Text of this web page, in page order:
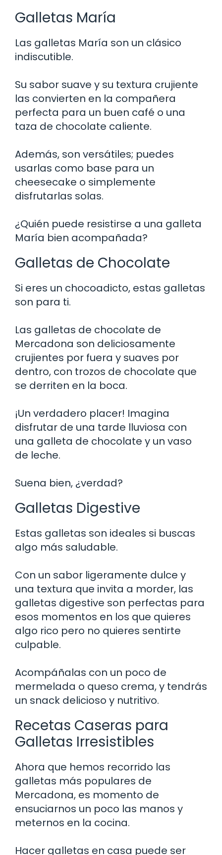
Galletas María
Las galletas María son un clásico
indiscutible.
Su sabor suave y su textura crujiente
las convierten en la compañera
perfecta para un buen café o una
taza de chocolate caliente.
Además, son versátiles; puedes
usarlas como base para un
cheesecake o simplemente
disfrutarlas solas.
¿Quién puede resistirse a una galleta
María bien acompañada?
Galletas de Chocolate
Si eres un chocoadicto, estas galletas
son para ti.
Las galletas de chocolate de
Mercadona son deliciosamente
crujientes por fuera y suaves por
dentro, con trozos de chocolate que
se derriten en la boca.
¡Un verdadero placer! Imagina
disfrutar de una tarde lluviosa con
una galleta de chocolate y un vaso
de leche.
Suena bien, ¿verdad?
Galletas Digestive
Estas galletas son ideales si buscas
algo más saludable.
Con un sabor ligeramente dulce y
una textura que invita a morder, las
galletas digestive son perfectas para
esos momentos en los que quieres
algo rico pero no quieres sentirte
culpable.
Acompáñalas con un poco de
mermelada o queso crema, y tendrás
un snack delicioso y nutritivo.
Recetas Caseras para
Galletas Irresistibles
Ahora que hemos recorrido las
galletas más populares de
Mercadona, es momento de
ensuciarnos un poco las manos y
meternos en la cocina.
Hacer galletas en casa puede ser